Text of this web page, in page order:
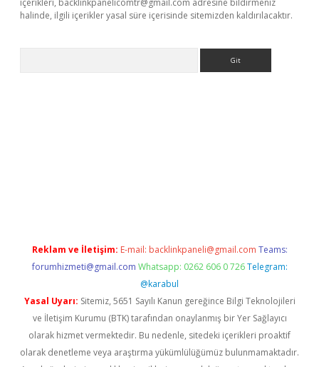
içerikleri, backlinkpanelicomtr@gmail.com adresine bildirmeniz
halinde, ilgili içerikler yasal süre içerisinde sitemizden kaldırılacaktır.
Reklam ve İletişim: E-mail: backlinkpaneli@gmail.com Teams:
forumhizmeti@gmail.com Whatsapp: 0262 606 0 726 Telegram:
@karabul
Yasal Uyarı: Sitemiz, 5651 Sayılı Kanun gereğince Bilgi Teknolojileri
ve İletişim Kurumu (BTK) tarafından onaylanmış bir Yer Sağlayıcı
olarak hizmet vermektedir. Bu nedenle, sitedeki içerikleri proaktif
olarak denetleme veya araştırma yükümlülüğümüz bulunmamaktadır.